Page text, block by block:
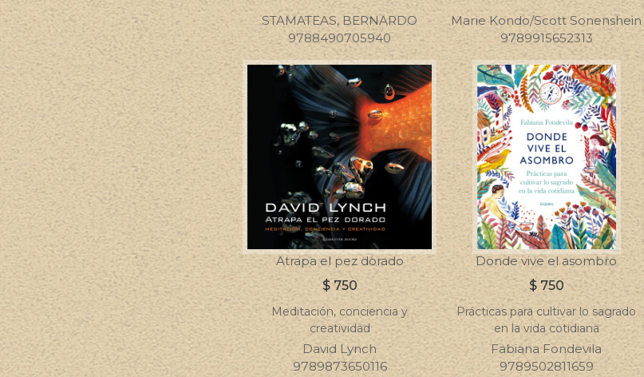
STAMATEAS, BERNARDO
9788490705940
Marie Kondo/Scott Sonenshein
9789915652313
Atrapa el pez dorado
$ 750
Meditación, conciencia y
creatividad
David Lynch
9789873650116
Donde vive el asombro
$ 750
Prácticas para cultivar lo sagrado
en la vida cotidiana
Fabiana Fondevila
9789502811659